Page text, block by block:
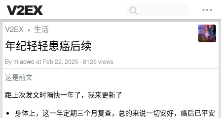
V2EX › 生活
年纪轻轻患癌后续
By miaowoat Feb 22, 2025 · 8126 views
这是前文
距上次发文时隔快一年了，我来更新了
身体上，这一年定期三个月复查，总的来说一切安好，癌后已平安